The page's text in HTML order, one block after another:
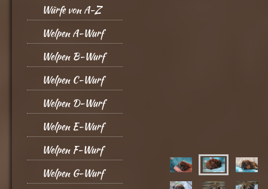
Würfe von A-Z
Welpen A-Wurf
Welpen B-Wurf
Welpen C-Wurf
Welpen D-Wurf
Welpen E-Wurf
Welpen F-Wurf
Welpen G-Wurf